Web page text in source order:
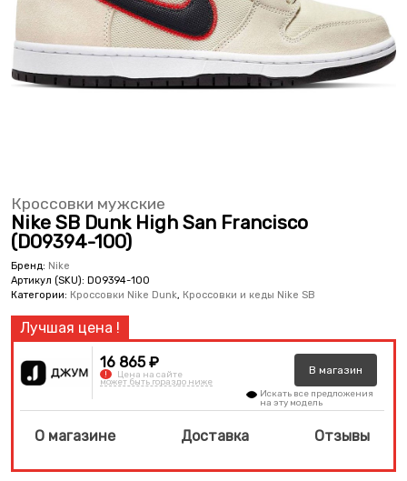
Кроссовки мужские
Nike SB Dunk High San Francisco
(DO9394-100)
Бренд: Nike
Артикул (SKU): DO9394-100
Категории: Кроссовки Nike Dunk, Кроссовки и кеды Nike SB
16 865 ₽
! Цена на сайте
может быть гораздо ниже
В магазин
Искать все предложения
на эту модель
О магазине Доставка Отзывы